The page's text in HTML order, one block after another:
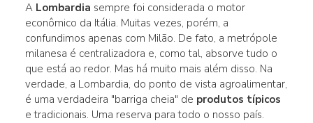
A Lombardia sempre foi considerada o motor
econômico da Itália. Muitas vezes, porém, a
confundimos apenas com Milão. De fato, a metrópole
milanesa é centralizadora e, como tal, absorve tudo o
que está ao redor. Mas há muito mais além disso. Na
verdade, a Lombardia, do ponto de vista agroalimentar,
é uma verdadeira "barriga cheia" de produtos típicos
e tradicionais. Uma reserva para todo o nosso país.